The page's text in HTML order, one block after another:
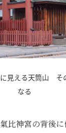
見える天筒山 そ
なる
比神宮の背後